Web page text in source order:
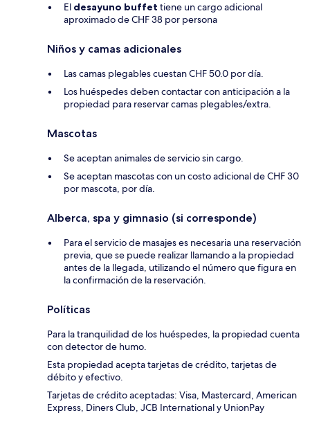
El desayuno buffet tiene un cargo adicional
aproximado de CHF 38 por persona
Niños y camas adicionales
Las camas plegables cuestan CHF 50.0 por día.
Los huéspedes deben contactar con anticipación a la
propiedad para reservar camas plegables/extra.
Mascotas
Se aceptan animales de servicio sin cargo.
Se aceptan mascotas con un costo adicional de CHF 30
por mascota, por día.
Alberca, spa y gimnasio (si corresponde)
Para el servicio de masajes es necesaria una reservación
previa, que se puede realizar llamando a la propiedad
antes de la llegada, utilizando el número que figura en
la confirmación de la reservación.
Políticas
Para la tranquilidad de los huéspedes, la propiedad cuenta
con detector de humo.
Esta propiedad acepta tarjetas de crédito, tarjetas de
débito y efectivo.
Tarjetas de crédito aceptadas: Visa, Mastercard, American
Express, Diners Club, JCB International y UnionPay